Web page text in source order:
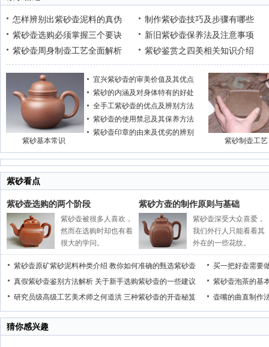
怎样辨别出紫砂壶泥料的真伪
紫砂壶选购必须掌握三个要诀
紫砂壶周身制壶工艺全面解析
制作紫砂壶技巧及步骤有哪些
新旧紫砂壶保养法及注意事项
紫砂鉴赏之四美相关知识介绍
紫砂基本常识
宜兴紫砂壶的审美价值及其优点
紫砂的内涵及对身体特有的好处
全手工紫砂壶的优点及辨别方法
紫砂壶的使用禁忌及其保养方法
紫砂壶印章的由来及优劣的辨别
紫砂制壶工艺
紫砂看点
紫砂壶选购的两个阶段
紫砂壶被很多人喜欢，
然而在选购时却也有着
很大的学问。
紫砂方壶的制作原则与基础
紫砂壶深受大众喜爱，
我们外行人只能看看其
外在的一些花纹。
紫砂壶原矿紫砂泥料种类介绍 教你如何准确的甄选紫砂壶
真假紫砂壶鉴别方法解析 关于新手选购紫砂壶的一些建议
研究员级高级工艺美术师之何道洪 三种紫砂壶的开壶秘笈
买一把好壶需要
紫砂壶泡茶的基
壶嘴的曲直制作
猜你感兴趣